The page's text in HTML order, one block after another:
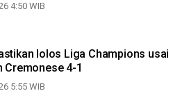
4:50 WIB
lolos Liga Champions usai
Cremonese 4-1
5:55 WIB